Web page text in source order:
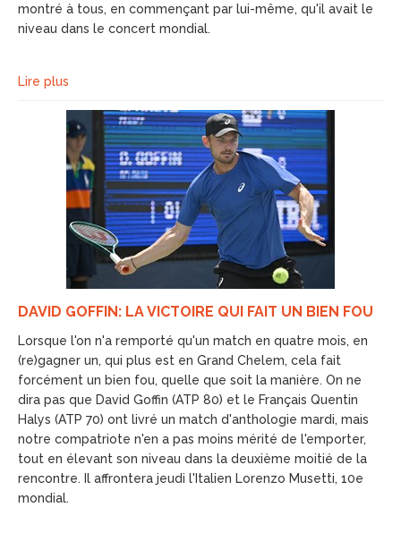
montré à tous, en commençant par lui-même, qu'il avait le
niveau dans le concert mondial.
Lire plus
DAVID GOFFIN: LA VICTOIRE QUI FAIT UN BIEN FOU
Lorsque l'on n'a remporté qu'un match en quatre mois, en
(re)gagner un, qui plus est en Grand Chelem, cela fait
forcément un bien fou, quelle que soit la manière. On ne
dira pas que David Goffin (ATP 80) et le Français Quentin
Halys (ATP 70) ont livré un match d'anthologie mardi, mais
notre compatriote n'en a pas moins mérité de l'emporter,
tout en élevant son niveau dans la deuxième moitié de la
rencontre. Il affrontera jeudi l'Italien Lorenzo Musetti, 10e
mondial.